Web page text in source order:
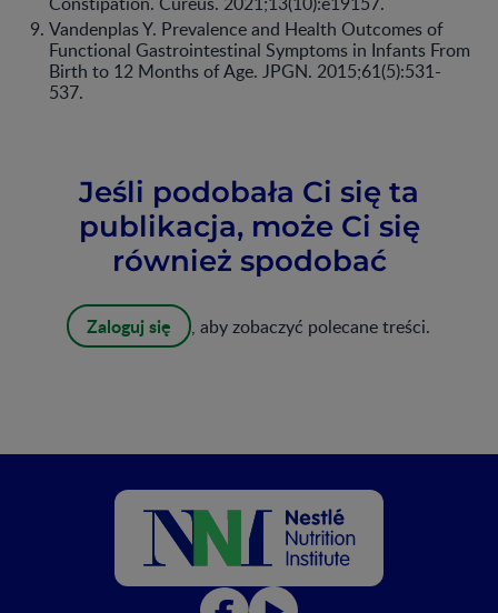
Vandenplas Y. Prevalence and Health Outcomes of
Functional Gastrointestinal Symptoms in Infants From
Birth to 12 Months of Age. JPGN. 2015;61(5):531-
537.
Jeśli podobała Ci się ta
publikacja, może Ci się
również spodobać
Zaloguj się , aby zobaczyć polecane treści.